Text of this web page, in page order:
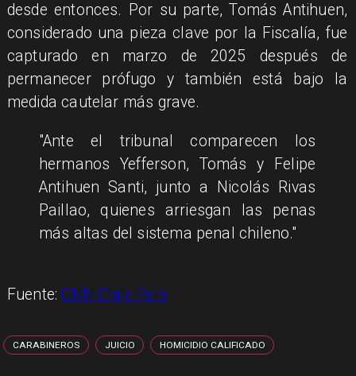
desde entonces. Por su parte, Tomás Antihuen,
considerado una pieza clave por la Fiscalía, fue
capturado en marzo de 2025 después de
permanecer prófugo y también está bajo la
medida cautelar más grave.
"Ante el tribunal comparecen los
hermanos Yefferson, Tomás y Felipe
Antihuen Santi, junto a Nicolás Rivas
Paillao, quienes arriesgan las penas
más altas del sistema penal chileno."
Fuente:CNN Chile País
CARABINEROS JUICIO HOMICIDIO CALIFICADO